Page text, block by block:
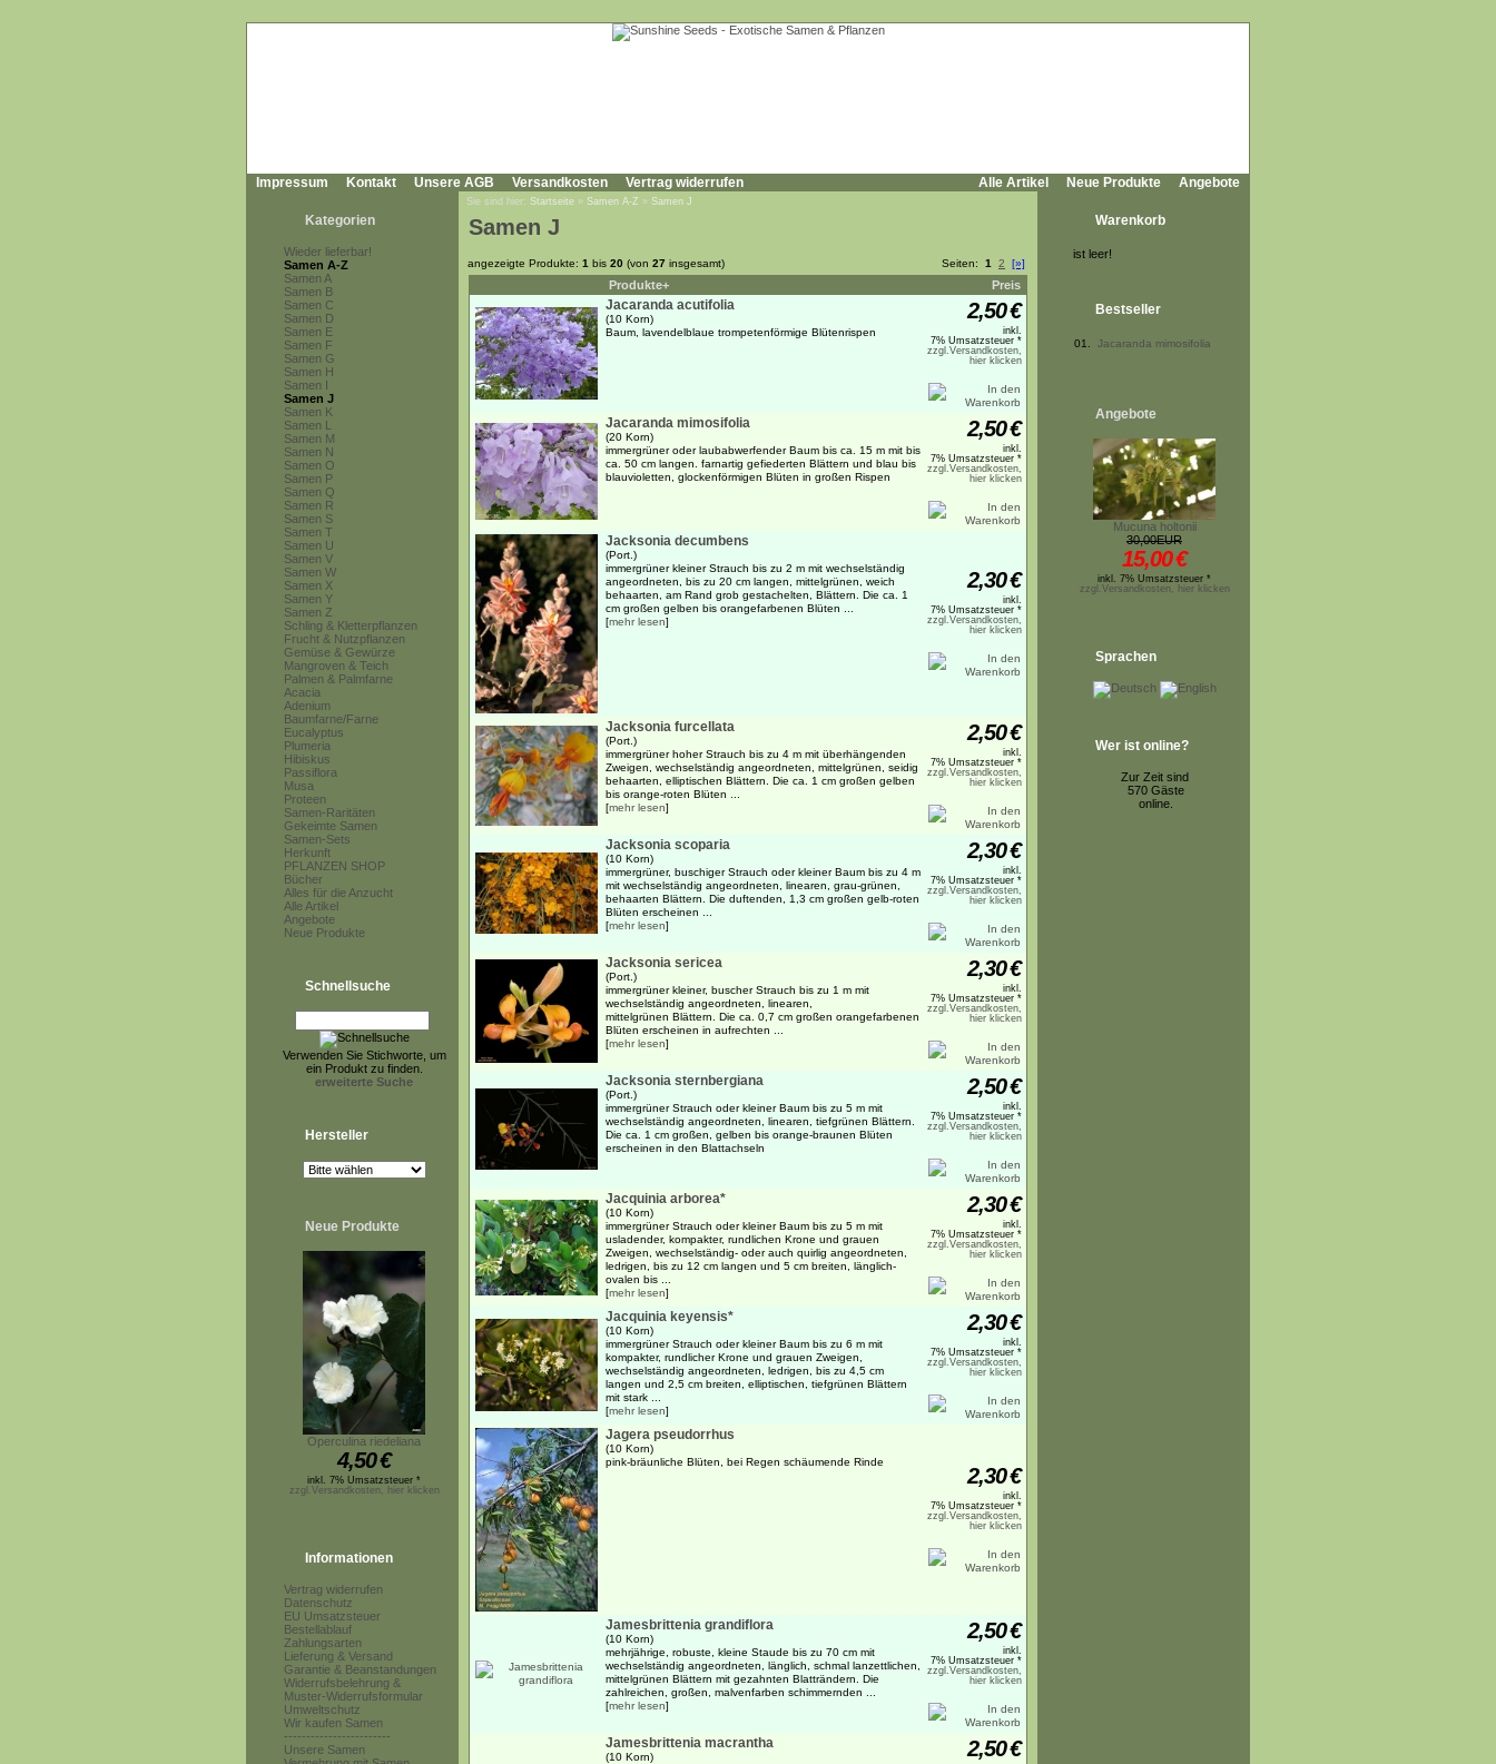
Impressum Kontakt Unsere AGB Versandkosten Vertrag widerrufen Alle Artikel Neue Produkte Angebote
Kategorien
Wieder lieferbar!
Samen A-Z
Samen A
Samen B
Samen C
Samen D
Samen E
Samen F
Samen G
Samen H
Samen I
Samen J
Samen K
Samen L
Samen M
Samen N
Samen O
Samen P
Samen Q
Samen R
Samen S
Samen T
Samen U
Samen V
Samen W
Samen X
Samen Y
Samen Z
Schling & Kletterpflanzen
Frucht & Nutzpflanzen
Gemüse & Gewürze
Mangroven & Teich
Palmen & Palmfarne
Acacia
Adenium
Baumfarne/Farne
Eucalyptus
Plumeria
Hibiskus
Passiflora
Musa
Proteen
Samen-Raritäten
Gekeimte Samen
Samen-Sets
Herkunft
PFLANZEN SHOP
Bücher
Alles für die Anzucht
Alle Artikel
Angebote
Neue Produkte
Schnellsuche
Verwenden Sie Stichworte, um
ein Produkt zu finden.
erweiterte Suche
Hersteller
Neue Produkte
Operculina riedeliana
4,50€
inkl. 7% Umsatzsteuer *
zzgl.Versandkosten, hier klicken
Informationen
Vertrag widerrufen
Datenschutz
EU Umsatzsteuer
Bestellablauf
Zahlungsarten
Lieferung & Versand
Garantie & Beanstandungen
Widerrufsbelehrung &
Muster-Widerrufsformular
Umweltschutz
Wir kaufen Samen
------------------------
Unsere Samen
Sie sind hier: Startseite » Samen A-Z » Samen J
Samen J
angezeigte Produkte: 1 bis 20 (von 27 insgesamt) Seiten: 1 2 [»]
Produkte+ Preis
Jacaranda acutifolia
(10 Korn)
Baum, lavendelblaue trompetenförmige Blütenrispen
2,50€
inkl.
7% Umsatzsteuer *
zzgl.Versandkosten,
hier klicken
Jacaranda mimosifolia
(20 Korn)
immergrüner oder laubabwerfender Baum bis ca. 15 m mit bis
ca. 50 cm langen. farnartig gefiederten Blättern und blau bis
blauvioletten, glockenförmigen Blüten in großen Rispen
2,50€
inkl.
7% Umsatzsteuer *
zzgl.Versandkosten,
hier klicken
Jacksonia decumbens
(Port.)
immergrüner kleiner Strauch bis zu 2 m mit wechselständig
angeordneten, bis zu 20 cm langen, mittelgrünen, weich
behaarten, am Rand grob gestachelten, Blättern. Die ca. 1
cm großen gelben bis orangefarbenen Blüten ...
[mehr lesen]
2,30€
inkl.
7% Umsatzsteuer *
zzgl.Versandkosten,
hier klicken
Jacksonia furcellata
(Port.)
immergrüner hoher Strauch bis zu 4 m mit überhängenden
Zweigen, wechselständig angeordneten, mittelgrünen, seidig
behaarten, elliptischen Blättern. Die ca. 1 cm großen gelben
bis orange-roten Blüten ...
[mehr lesen]
2,50€
inkl.
7% Umsatzsteuer *
zzgl.Versandkosten,
hier klicken
Jacksonia scoparia
(10 Korn)
immergrüner, buschiger Strauch oder kleiner Baum bis zu 4 m
mit wechselständig angeordneten, linearen, grau-grünen,
behaarten Blättern. Die duftenden, 1,3 cm großen gelb-roten
Blüten erscheinen ...
[mehr lesen]
2,30€
inkl.
7% Umsatzsteuer *
zzgl.Versandkosten,
hier klicken
Jacksonia sericea
(Port.)
immergrüner kleiner, buscher Strauch bis zu 1 m mit
wechselständig angeordneten, linearen,
mittelgrünen Blättern. Die ca. 0,7 cm großen orangefarbenen
Blüten erscheinen in aufrechten ...
[mehr lesen]
2,30€
inkl.
7% Umsatzsteuer *
zzgl.Versandkosten,
hier klicken
Jacksonia sternbergiana
(Port.)
immergrüner Strauch oder kleiner Baum bis zu 5 m mit
wechselständig angeordneten, linearen, tiefgrünen Blättern.
Die ca. 1 cm großen, gelben bis orange-braunen Blüten
erscheinen in den Blattachseln
2,50€
inkl.
7% Umsatzsteuer *
zzgl.Versandkosten,
hier klicken
Jacquinia arborea*
(10 Korn)
immergrüner Strauch oder kleiner Baum bis zu 5 m mit
usladender, kompakter, rundlichen Krone und grauen
Zweigen, wechselständig- oder auch quirlig angeordneten,
ledrigen, bis zu 12 cm langen und 5 cm breiten, länglich-
ovalen bis ...
[mehr lesen]
2,30€
inkl.
7% Umsatzsteuer *
zzgl.Versandkosten,
hier klicken
Jacquinia keyensis*
(10 Korn)
immergrüner Strauch oder kleiner Baum bis zu 6 m mit
kompakter, rundlicher Krone und grauen Zweigen,
wechselständig angeordneten, ledrigen, bis zu 4,5 cm
langen und 2,5 cm breiten, elliptischen, tiefgrünen Blättern
mit stark ...
[mehr lesen]
2,30€
inkl.
7% Umsatzsteuer *
zzgl.Versandkosten,
hier klicken
Jagera pseudorrhus
(10 Korn)
pink-bräunliche Blüten, bei Regen schäumende Rinde
2,30€
inkl.
7% Umsatzsteuer *
zzgl.Versandkosten,
hier klicken
Jamesbrittenia grandiflora
(10 Korn)
mehrjährige, robuste, kleine Staude bis zu 70 cm mit
wechselständig angeordneten, länglich, schmal lanzettlichen,
mittelgrünen Blättern mit gezahnten Blatträndern. Die
zahlreichen, großen, malvenfarben schimmernden ...
[mehr lesen]
2,50€
inkl.
7% Umsatzsteuer *
zzgl.Versandkosten,
hier klicken
Jamesbrittenia macrantha
(10 Korn)
2,50€
Warenkorb
ist leer!
Bestseller
01. Jacaranda mimosifolia
Angebote
Mucuna holtonii
30,00EUR
15,00€
inkl. 7% Umsatzsteuer *
zzgl.Versandkosten, hier klicken
Sprachen
Wer ist online?
Zur Zeit sind
570 Gäste
online.